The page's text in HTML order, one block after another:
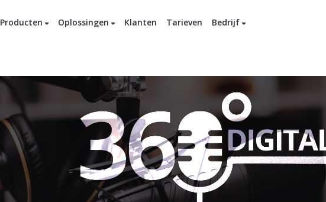
Producten Oplossingen Klanten Tarieven Bedrijf